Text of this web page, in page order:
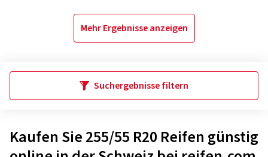
Mehr Ergebnisse anzeigen
Suchergebnisse filtern
Kaufen Sie 255/55 R20 Reifen günstig